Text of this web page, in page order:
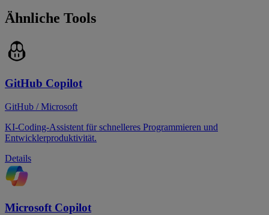
Ähnliche Tools
GitHub Copilot
GitHub / Microsoft
KI-Coding-Assistent für schnelleres Programmieren und
Entwicklerproduktivität.
Details
Microsoft Copilot